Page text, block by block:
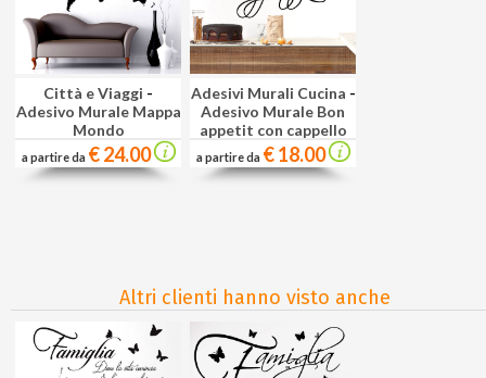
Città e Viaggi -
Adesivo Murale Mappa
Mondo
a partire da € 24.00
Adesivi Murali Cucina -
Adesivo Murale Bon
appetit con cappello
a partire da € 18.00
Altri clienti hanno visto anche